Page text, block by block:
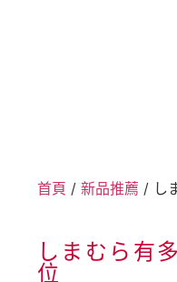
首頁 / 新品推薦 / し
しまむら有
位